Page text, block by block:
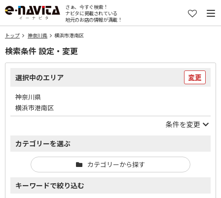
さぁ、今すぐ検索！
ナビタに掲載されている
地元のお店の情報が満載！
トップ 神奈川県 横浜市港南区
検索条件 設定・変更
選択中のエリア 変更
神奈川県
横浜市港南区
条件を変更
カテゴリーを選ぶ
カテゴリーから探す
キーワードで絞り込む